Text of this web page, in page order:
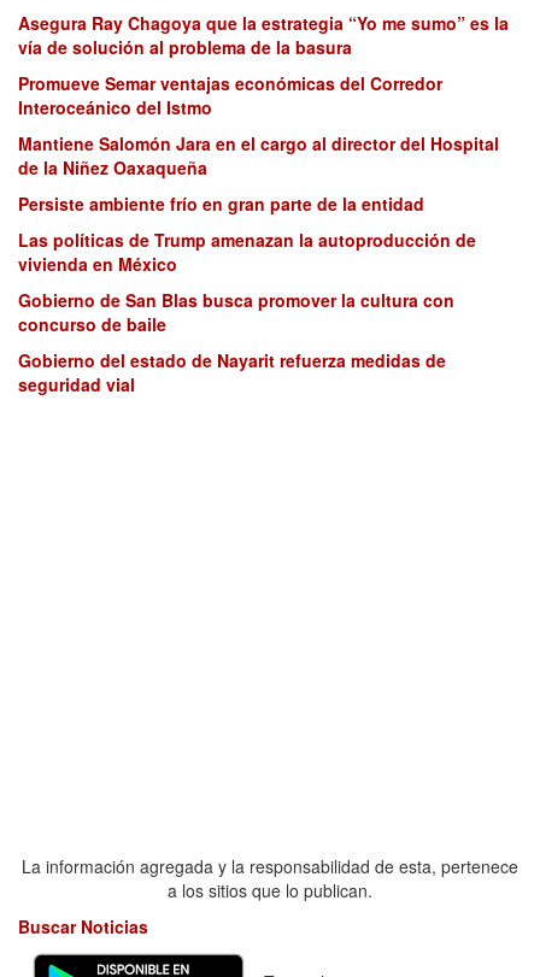
Asegura Ray Chagoya que la estrategia “Yo me sumo” es la
vía de solución al problema de la basura
Promueve Semar ventajas económicas del Corredor
Interoceánico del Istmo
Mantiene Salomón Jara en el cargo al director del Hospital
de la Niñez Oaxaqueña
Persiste ambiente frío en gran parte de la entidad
Las políticas de Trump amenazan la autoproducción de
vivienda en México
Gobierno de San Blas busca promover la cultura con
concurso de baile
Gobierno del estado de Nayarit refuerza medidas de
seguridad vial
La información agregada y la responsabilidad de esta, pertenece
a los sitios que lo publican.
Buscar Noticias